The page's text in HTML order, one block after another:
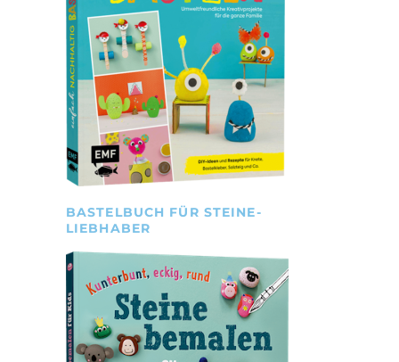
BASTELBUCH FÜR STEINE-
LIEBHABER